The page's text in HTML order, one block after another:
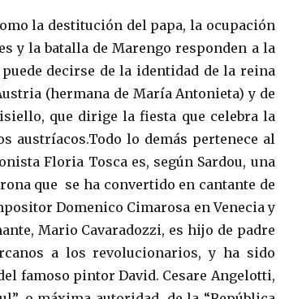
la destitución del papa, la ocupación
y la batalla de Marengo responden a la
decirse de la identidad de la reina
(hermana de María Antonieta) y de
que dirige la fiesta que celebra la
austríacos.Todo lo demás pertenece al
Floria Tosca es, según Sardou, una
que se ha convertido en cantante de
Domenico Cimarosa en Venecia y
Mario Cavaradozzi, es hijo de padre
a los revolucionarios, y ha sido
famoso pintor David. Cesare Angelotti,